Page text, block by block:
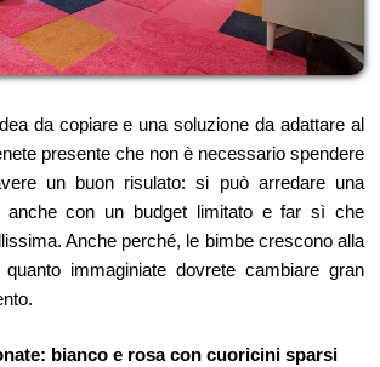
da copiare e una soluzione da adattare al
presente che non è necessario spendere
un buon risulato: si può arredare una
anche con un budget limitato e far sì che
Anche perché, le bimbe crescono alla
immaginiate dovrete cambiare gran
bianco e rosa con cuoricini sparsi